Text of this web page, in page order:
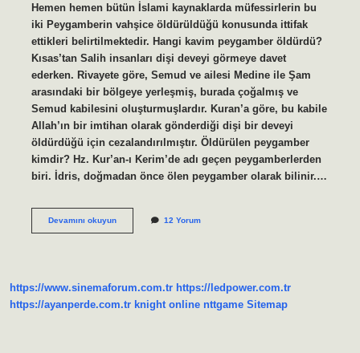
Hemen hemen bütün İslami kaynaklarda müfessirlerin bu
iki Peygamberin vahşice öldürüldüğü konusunda ittifak
ettikleri belirtilmektedir. Hangi kavim peygamber öldürdü?
Kısas’tan Salih insanları dişi deveyi görmeye davet
ederken. Rivayete göre, Semud ve ailesi Medine ile Şam
arasındaki bir bölgeye yerleşmiş, burada çoğalmış ve
Semud kabilesini oluşturmuşlardır. Kuran’a göre, bu kabile
Allah’ın bir imtihan olarak gönderdiği dişi bir deveyi
öldürdüğü için cezalandırılmıştır. Öldürülen peygamber
kimdir? Hz. Kur’an-ı Kerim’de adı geçen peygamberlerden
biri. İdris, doğmadan önce ölen peygamber olarak bilinir.…
Devamını okuyunİSrâiloğulları12 Yorum
https://www.sinemaforum.com.tr https://ledpower.com.tr
https://ayanperde.com.tr knight online nttgame Sitemap